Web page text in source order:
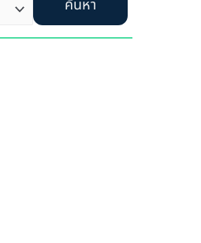
ค้นหา